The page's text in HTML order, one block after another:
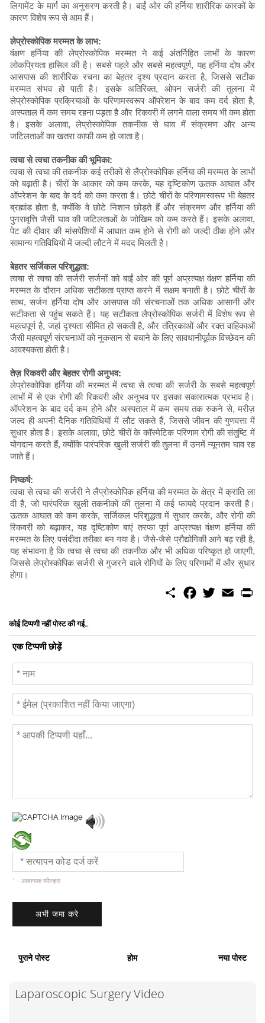
लिगामेंट के मार्ग का अनुसरण करती है। बाईं ओर की हर्निया शारीरिक कारकों के
कारण विशेष रूप से आम हैं।
लेप्रोस्कोपिक मरम्मत के लाभ:
वंक्षण हर्निया की लेप्रोस्कोपिक मरम्मत ने कई अंतर्निहित लाभों के कारण
लोकप्रियता हासिल की है। सबसे पहले और सबसे महत्वपूर्ण, यह हर्निया दोष और
आसपास की शारीरिक रचना का बेहतर दृश्य प्रदान करता है, जिससे सटीक
मरम्मत संभव हो पाती है। इसके अतिरिक्त, ओपन सर्जरी की तुलना में
लेप्रोस्कोपिक प्रक्रियाओं के परिणामस्वरूप ऑपरेशन के बाद कम दर्द होता है,
अस्पताल में कम समय रहना पड़ता है और रिकवरी में लगने वाला समय भी कम होता
है। इसके अलावा, लेप्रोस्कोपिक तकनीक से घाव में संक्रमण और अन्य
जटिलताओं का खतरा काफी कम हो जाता है।
त्वचा से त्वचा तकनीक की भूमिका:
त्वचा से त्वचा की तकनीक कई तरीकों से लैप्रोस्कोपिक हर्निया की मरम्मत के लाभों
को बढ़ाती है। चीरों के आकार को कम करके, यह दृष्टिकोण ऊतक आघात और
ऑपरेशन के बाद के दर्द को कम करता है। छोटे चीरों के परिणामस्वरूप भी बेहतर
ब्रह्मांड होता है, क्योंकि वे छोटे निशान छोड़ते हैं और संक्रमण और हर्निया की
पुनरावृत्ति जैसी घाव की जटिलताओं के जोखिम को कम करते हैं। इसके अलावा,
पेट की दीवार की मांसपेशियों में आघात कम होने से रोगी को जल्दी ठीक होने और
सामान्य गतिविधियों में जल्दी लौटने में मदद मिलती है।
बेहतर सर्जिकल परिशुद्धता:
त्वचा से त्वचा की सर्जरी सर्जनों को बाईं ओर की पूर्ण अप्रत्यक्ष वंक्षण हर्निया की
मरम्मत के दौरान अधिक सटीकता प्राप्त करने में सक्षम बनाती है। छोटे चीरों के
साथ, सर्जन हर्निया दोष और आसपास की संरचनाओं तक अधिक आसानी और
सटीकता से पहुंच सकते हैं। यह सटीकता लैप्रोस्कोपिक सर्जरी में विशेष रूप से
महत्वपूर्ण है, जहां दृश्यता सीमित हो सकती है, और तंत्रिकाओं और रक्त वाहिकाओं
जैसी महत्वपूर्ण संरचनाओं को नुकसान से बचाने के लिए सावधानीपूर्वक विच्छेदन की
आवश्यकता होती है।
तेज़ रिकवरी और बेहतर रोगी अनुभव:
लेप्रोस्कोपिक हर्निया की मरम्मत में त्वचा से त्वचा की सर्जरी के सबसे महत्वपूर्ण
लाभों में से एक रोगी की रिकवरी और अनुभव पर इसका सकारात्मक प्रभाव है।
ऑपरेशन के बाद दर्द कम होने और अस्पताल में कम समय तक रुकने से, मरीज़
जल्द ही अपनी दैनिक गतिविधियों में लौट सकते हैं, जिससे जीवन की गुणवत्ता में
सुधार होता है। इसके अलावा, छोटे चीरों के कॉस्मेटिक परिणाम रोगी की संतुष्टि में
योगदान करते हैं, क्योंकि पारंपरिक खुली सर्जरी की तुलना में उनमें न्यूनतम घाव रह
जाते हैं।
निष्कर्ष:
त्वचा से त्वचा की सर्जरी ने लैप्रोस्कोपिक हर्निया की मरम्मत के क्षेत्र में क्रांति ला
दी है, जो पारंपरिक खुली तकनीकों की तुलना में कई फायदे प्रदान करती है।
ऊतक आघात को कम करके, सर्जिकल परिशुद्धता में सुधार करके, और रोगी की
रिकवरी को बढ़ाकर, यह दृष्टिकोण बाएं तरफा पूर्ण अप्रत्यक्ष वंक्षण हर्निया की
मरम्मत के लिए पसंदीदा तरीका बन गया है। जैसे-जैसे प्रौद्योगिकी आगे बढ़ रही है,
यह संभावना है कि त्वचा से त्वचा की तकनीक और भी अधिक परिष्कृत हो जाएगी,
जिससे लेप्रोस्कोपिक सर्जरी से गुजरने वाले रोगियों के लिए परिणामों में और सुधार
होगा।
S
o
w
e
m
कोई टिप्पणी नहीं पोस्ट की गई...
एक टिप्पणी छोड़ें
* - आवश्यक फील्ड्स
पुराने पोस्ट होम नया पोस्ट
Laparoscopic Surgery Video